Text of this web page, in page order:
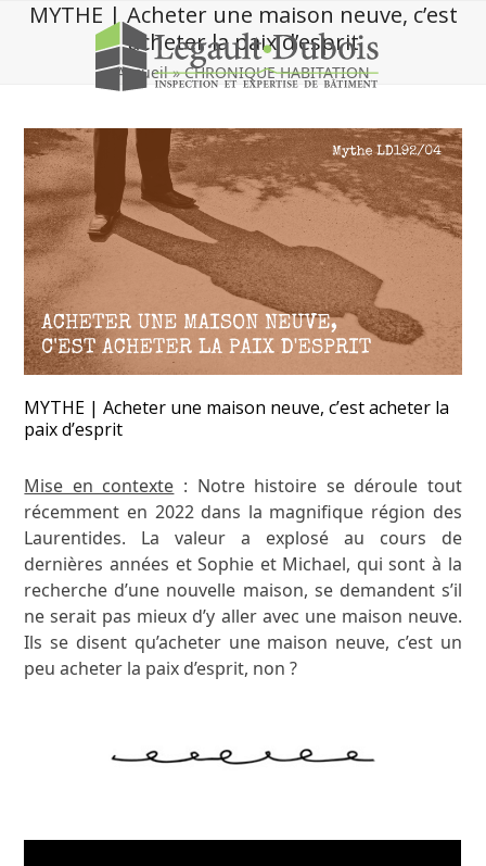
SkipMYTHE | Acheter une maison neuve, c’est
acheter la paix d’esprit
Accueil»CHRONIQUE HABITATION
MYTHE | Acheter une maison neuve, c’est acheter la
paix d’esprit
Mise en contexte : Notre histoire se déroule tout
récemment en 2022 dans la magnifique région des
Laurentides. La valeur a explosé au cours de
dernières années et Sophie et Michael, qui sont à la
recherche d’une nouvelle maison, se demandent s’il
ne serait pas mieux d’y aller avec une maison neuve.
Ils se disent qu’acheter une maison neuve, c’est un
peu acheter la paix d’esprit, non ?